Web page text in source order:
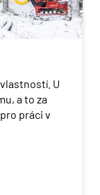
U
a to za
práci v